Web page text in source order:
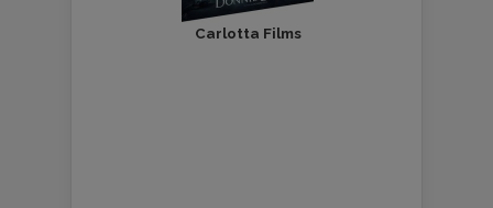
Carlotta Films